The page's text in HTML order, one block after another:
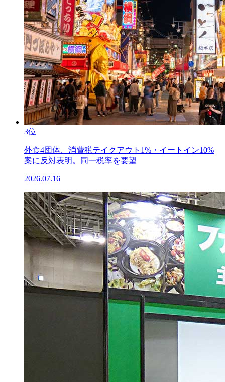
3位
外食4団体、消費税テイクアウト1%・イートイン10%
案に反対表明。同一税率を要望
2026.07.16